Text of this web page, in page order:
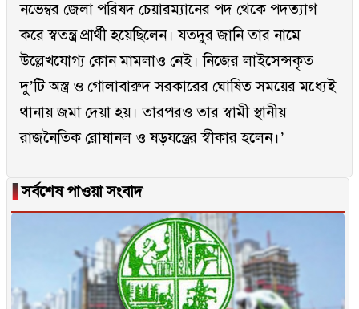
নভেম্বর জেলা পরিষদ চেয়ারম্যানের পদ থেকে পদত্যাগ
করে স্বতন্ত্র প্রার্থী হয়েছিলেন। যতদুর জানি তার নামে
উল্লেখযোগ্য কোন মামলাও নেই। নিজের লাইসেন্সকৃত
দু’টি অস্ত্র ও গোলাবারুদ সরকারের ঘোষিত সময়ের মধ্যেই
থানায় জমা দেয়া হয়। তারপরও তার স্বামী স্থানীয়
রাজনৈতিক রোষানল ও ষড়যন্ত্রের স্বীকার হলেন।’
▐সর্বশেষ পাওয়া সংবাদ